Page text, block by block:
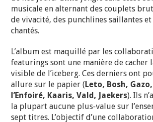
musicale en alternant des couplets
de vivacité, des punchlines saillantes
chantés.
L’album est maquillé par les
featurings sont une manière de cacher
visible de l’iceberg. Ces derniers ont
allure sur le papier (Leto, Bosh,
l’Enfoiré, Kaaris, Vald, Jaekers). Ils
la plupart aucune plus-value sur
sept titres. L’objectif d’une